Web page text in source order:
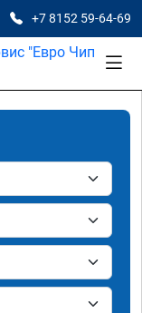
+7 8152 59-64-69